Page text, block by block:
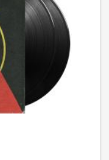
per le maggiori
su Pre-Order On
30 Agosto 2026.